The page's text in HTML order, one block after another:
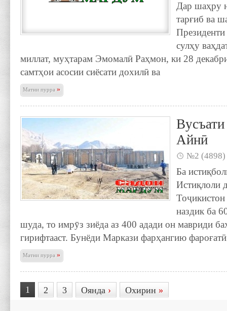
Дар шаҳру
тарғиб ва
сулҳу
миллат, муҳтарам Эмомалӣ Раҳмон, ки 28
самтҳои асосии сиёсати дохилӣ ва
Матни пурра»
Айнӣ
№2 (4898)
Ба
Истиқлоли
наздик ба
шуда, то имрӯз зиёда аз 400 адади он мавриди
гирифтааст. Бунёди Маркази фарҳангию
Матни пурра»
1 2 3 Оянда › Охирин »